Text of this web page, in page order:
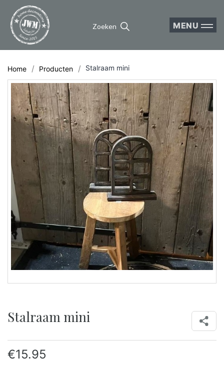
Zoeken MENU
Home Producten Stalraam mini
Stalraam mini
€15.95